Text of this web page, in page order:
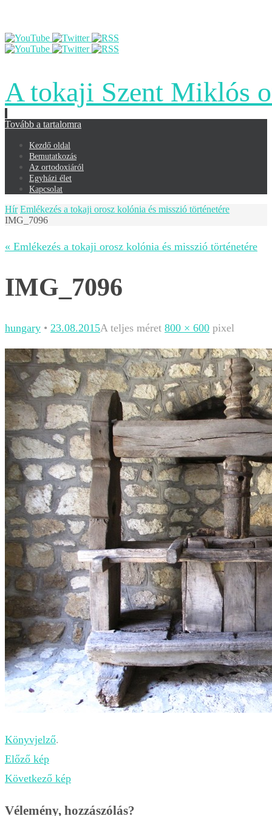
A tokaji Szent Miklós
Tovább a tartalomra
Kezdő oldal
Bemutatkozás
Az ortodoxiáról
Egyházi élet
Kapcsolat
Hír Emlékezés a tokaji orosz kolónia és misszió történetére
IMG_7096
« Emlékezés a tokaji orosz kolónia és misszió történetére
IMG_7096
hungary • 23.08.2015A teljes méret 800 × 600 pixel
Könyvjelző.
Előző kép
Következő kép
Vélemény, hozzászólás?